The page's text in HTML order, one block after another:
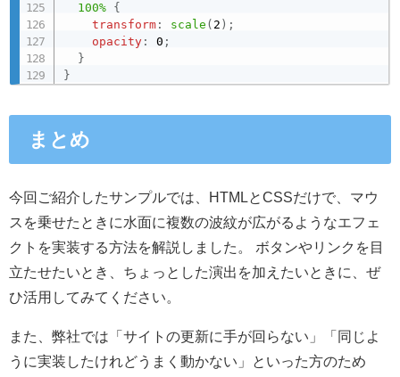
100% {
transform : scale ( 2 ) ;
opacity : 0 ;
}
}
まとめ
今回ご紹介したサンプルでは、HTMLとCSSだけで、マウ
スを乗せたときに水面に複数の波紋が広がるようなエフェ
クトを実装する方法を解説しました。 ボタンやリンクを目
立たせたいとき、ちょっとした演出を加えたいときに、ぜ
ひ活用してみてください。
また、弊社では「サイトの更新に手が回らない」「同じよ
うに実装したけれどうまく動かない」といった方のため